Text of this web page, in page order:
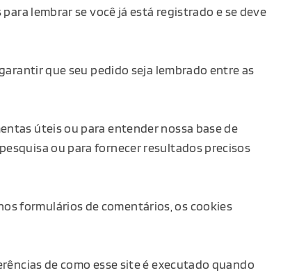
lembrar se você já está registrado e se deve
que seu pedido seja lembrado entre as
úteis ou para entender nossa base de
ou para fornecer resultados precisos
formulários de comentários, os cookies
de como esse site é executado quando